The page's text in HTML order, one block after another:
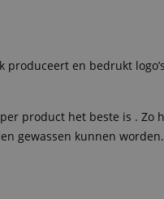
en bedrukt
product het beste is . Zo
gewassen kunnen worden.